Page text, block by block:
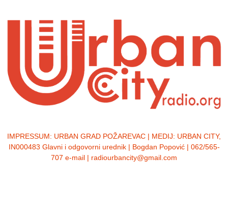
IMPRESSUM: URBAN GRAD POŽAREVAC | MEDIJ: URBAN CITY,
IN000483 Glavni i odgovorni urednik | Bogdan Popović | 062/565-
707 e-mail | radiourbancity@gmail.com